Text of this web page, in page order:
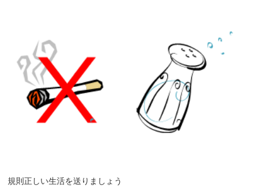
規則正しい生活を送りましょう